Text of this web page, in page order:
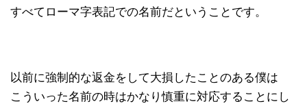
すべてローマ字表記での名前だということです。
以前に強制的な返金をして大損したことのある僕は
こういった名前の時はかなり慎重に対応することにし